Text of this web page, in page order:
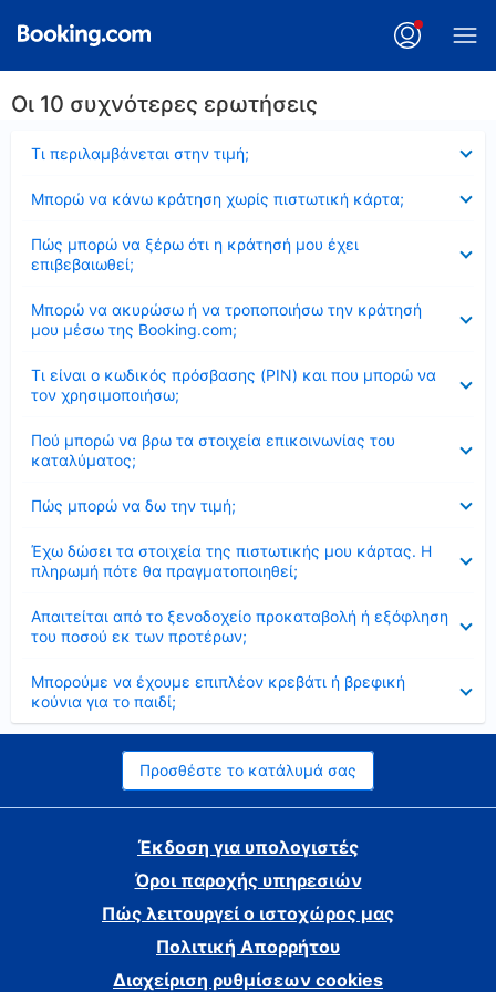
Οι 10 συχνότερες ερωτήσεις
Τι περιλαμβάνεται στην τιμή;
Μπορώ να κάνω κράτηση χωρίς πιστωτική κάρτα;
Πώς μπορώ να ξέρω ότι η κράτησή μου έχει
επιβεβαιωθεί;
Μπορώ να ακυρώσω ή να τροποποιήσω την κράτησή
μου μέσω της Booking.com;
Τι είναι ο κωδικός πρόσβασης (PIN) και που μπορώ να
τον χρησιμοποιήσω;
Πού μπορώ να βρω τα στοιχεία επικοινωνίας του
καταλύματος;
Πώς μπορώ να δω την τιμή;
Έχω δώσει τα στοιχεία της πιστωτικής μου κάρτας. Η
πληρωμή πότε θα πραγματοποιηθεί;
Απαιτείται από το ξενοδοχείο προκαταβολή ή εξόφληση
του ποσού εκ των προτέρων;
Μπορούμε να έχουμε επιπλέον κρεβάτι ή βρεφική
κούνια για το παιδί;
Προσθέστε το κατάλυμά σας
Έκδοση για υπολογιστές
Όροι παροχής υπηρεσιών
Πώς λειτουργεί ο ιστοχώρος μας
Πολιτική Απορρήτου
Διαχείριση ρυθμίσεων cookies